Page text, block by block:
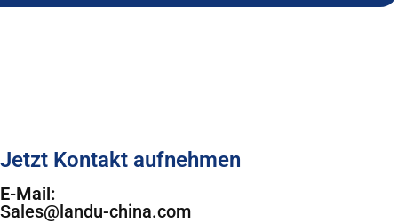
Jetzt Kontakt aufnehmen
E-Mail:
Sales@landu-china.com